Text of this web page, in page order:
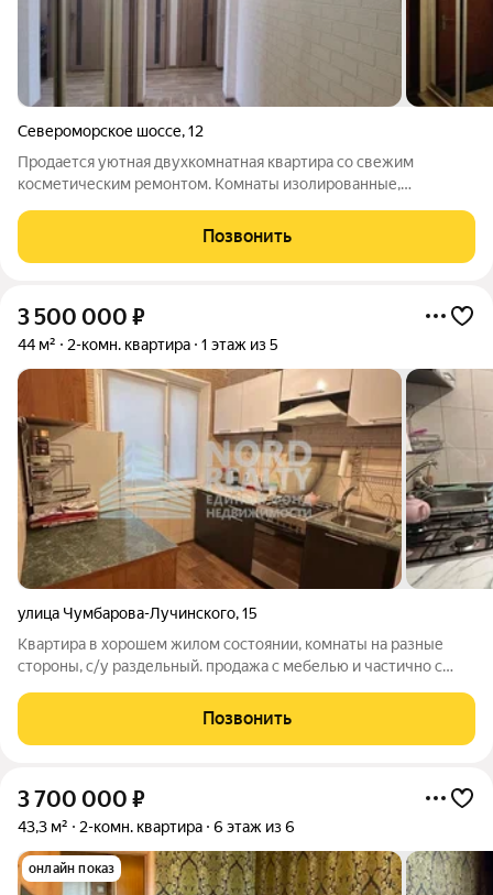
Североморское шоссе,12
Продается уютная двухкомнатная квартира со свежим
косметическим ремонтом. Комнаты изолированные,
разместить всю необходимую мебель и технику. Санузел
раздельный, заменены трубы по всему стояку,
Позвонить
3 500 000 ₽
44 м² 2-комн. квартира 1 этаж из 5
улица Чумбарова-Лучинского,15
Квартира в хорошем жилом состоянии, комнаты на разные
стороны, с/у раздельный. продажа с мебелью и частично с
Позвонить
3 700 000 ₽
43,3 м² 2-комн. квартира 6 этаж из 6
онлайн показ